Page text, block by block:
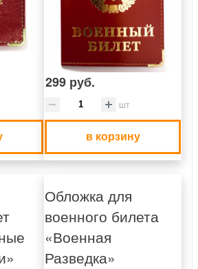
299 руб.
шт
в корзину
Обложка для
военного билета
«Военная
Разведка»